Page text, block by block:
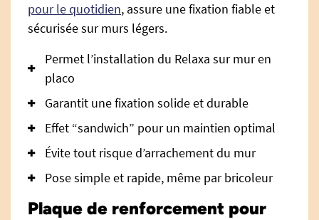
pour le quotidien, assure une fixation fiable et
sécurisée sur murs légers.
Permet l’installation du Relaxa sur mur en
placo
Garantit une fixation solide et durable
Effet “sandwich” pour un maintien optimal
Évite tout risque d’arrachement du mur
Pose simple et rapide, même par bricoleur
Plaque de renforcement pour